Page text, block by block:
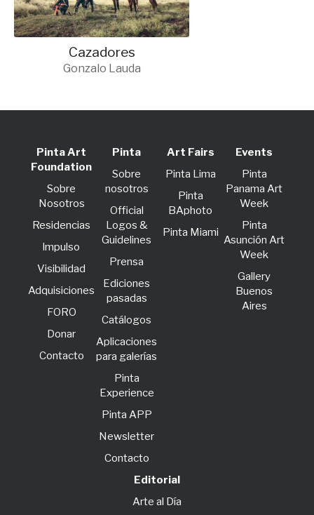
Cazadores
Gonzalo Lauda
Pinta Art
Foundation
Sobre
Nosotros
Residencias
lmpulso
Visibilidad
Adquisiciones
FORO
Donar
Contacto
Pinta
Sobre
nosotros
Official
Logos &
Guidelines
Prensa
Ediciones
pasadas
Catálogos
Aplicaciones
para galerías
Pinta
Experience
Pinta APP
Newsletter
Contacto
Art Fairs
Pinta Lima
Pinta
BAphoto
Pinta Miami
Events
Pinta
Panama Art
Week
Pinta
Asunción Art
Week
Gallery
Buenos
Aires
Editorial
Arte al Día